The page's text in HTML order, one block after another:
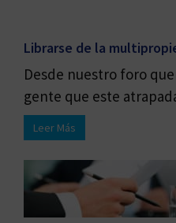
Librarse de la
Desde nuestro foro
gente que este
Leer Más